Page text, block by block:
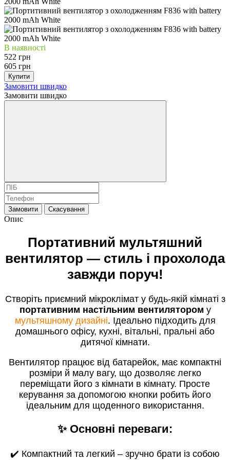
В наявності
522 грн
605 грн
Купити
Замовити швидко
Замовити швидко
Замовити Скасування
Опис
Портативний мультяшний
вентилятор — стиль і прохолода
завжди поруч!
Створіть приємний мікроклімат у будь-якій кімнаті з
портативним настільним вентилятором у
мультяшному дизайні. Ідеально підходить для
домашнього офісу, кухні, вітальні, пральні або
дитячої кімнати.
Вентилятор працює від батарейок, має компактні
розміри й малу вагу, що дозволяє легко
переміщати його з кімнати в кімнату. Просте
керування за допомогою кнопки робить його
ідеальним для щоденного використання.
✨ Основні переваги:
✔️ Компактний та легкий – зручно брати із собою